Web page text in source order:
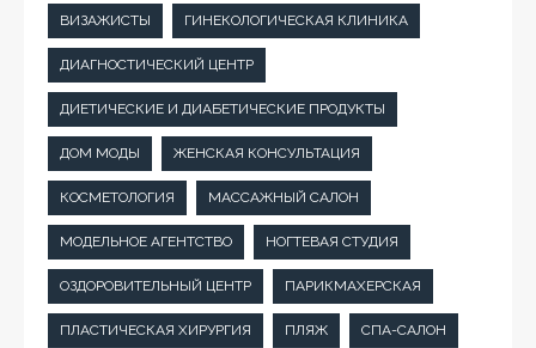
ВИЗАЖИСТЫ ГИНЕКОЛОГИЧЕСКАЯ КЛИНИКА
ДИАГНОСТИЧЕСКИЙ ЦЕНТР
ДИЕТИЧЕСКИЕ И ДИАБЕТИЧЕСКИЕ ПРОДУКТЫ
ДОМ МОДЫ ЖЕНСКАЯ КОНСУЛЬТАЦИЯ
КОСМЕТОЛОГИЯ МАССАЖНЫЙ САЛОН
МОДЕЛЬНОЕ АГЕНТСТВО НОГТЕВАЯ СТУДИЯ
ОЗДОРОВИТЕЛЬНЫЙ ЦЕНТР ПАРИКМАХЕРСКАЯ
ПЛАСТИЧЕСКАЯ ХИРУРГИЯ ПЛЯЖ СПА-САЛОН